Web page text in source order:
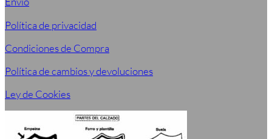
Política de privacidad
Condiciones de Compra
Política de cambios y devoluciones
Ley de Cookies